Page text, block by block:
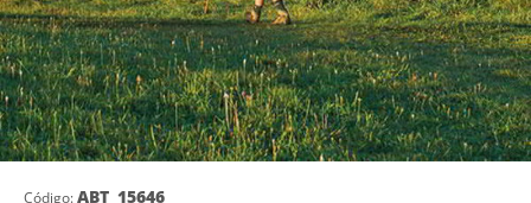
Código:ABT_15646